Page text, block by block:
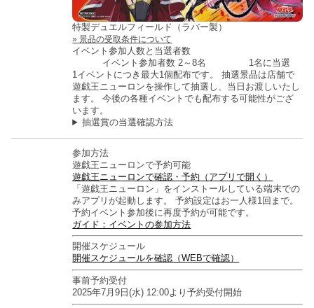
特製デュエルフィールド（ラバー製）
景品の受取条件について
イベント参加人数と当選者数
イベント参加者数 2～8名
1名に当選
1イベントにつき最大1個配布です。
抽選景品は店舗で
遊戯王ニューロンを操作して抽選し、当日お渡しいたし
ます。
今後の各種イベントでも配布する可能性がござ
います。
抽選賞の当選確認方法
参加方法
遊戯王ニューロンで予約可能
遊戯王ニューロンで確認・予約（アプリで開く）
「遊戯王ニューロン」をインストールしている端末での
みアプリが起動します。
予約設定はお一人様1回まで。
予約イベント参加後に再度予約が可能です。
ガイド：イベントの参加方法
開催スケジュール
開催スケジュールを確認（WEBで確認）
事前予約受付
2025年7月9日(水) 12:00より予約受付開始